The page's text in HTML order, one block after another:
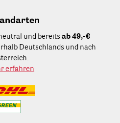
und bereits ab 49,-€
Deutschlands und nach
erfahren